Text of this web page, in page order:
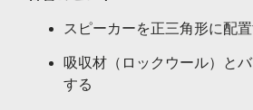
スピーカーを正三角形に配
吸収材（ロックウール）と
する